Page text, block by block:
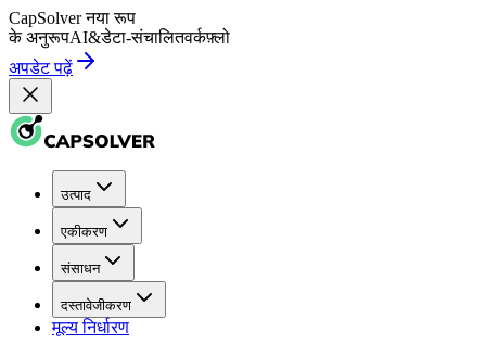
CapSolver नया रूप
के अनुरूपAI&डेटा-संचालितवर्कफ़्लो
अपडेट पढ़ें
उत्पाद
एकीकरण
संसाधन
दस्तावेजीकरण
मूल्य निर्धारण